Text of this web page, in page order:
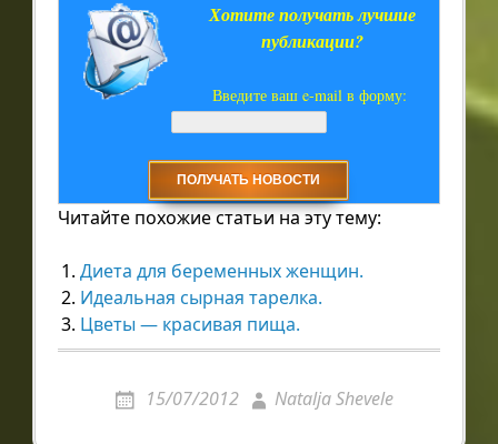
Хотите получать лучшие
публикации?
Введите ваш e-mail в форму:
Читайте похожие статьи на эту тему:
Диета для беременных женщин.
Идеальная сырная тарелка.
Цветы — красивая пища.
15/07/2012 Natalja Shevele